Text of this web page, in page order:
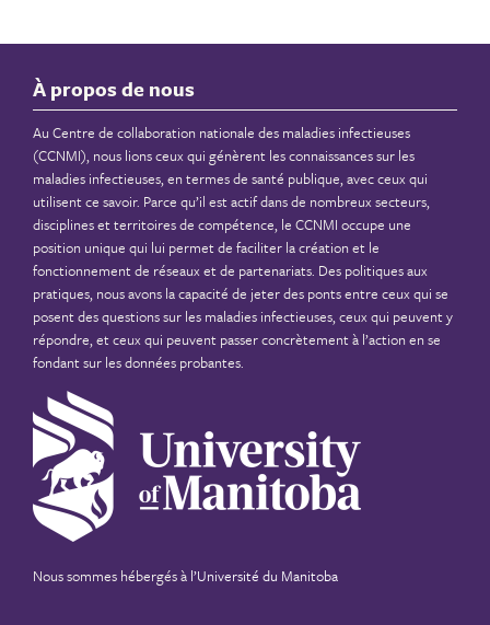
À propos de nous
Au Centre de collaboration nationale des maladies infectieuses
(CCNMI), nous lions ceux qui génèrent les connaissances sur les
maladies infectieuses, en termes de santé publique, avec ceux qui
utilisent ce savoir. Parce qu’il est actif dans de nombreux secteurs,
disciplines et territoires de compétence, le CCNMI occupe une
position unique qui lui permet de faciliter la création et le
fonctionnement de réseaux et de partenariats. Des politiques aux
pratiques, nous avons la capacité de jeter des ponts entre ceux qui se
posent des questions sur les maladies infectieuses, ceux qui peuvent y
répondre, et ceux qui peuvent passer concrètement à l’action en se
fondant sur les données probantes.
Nous sommes hébergés à l’Université du Manitoba